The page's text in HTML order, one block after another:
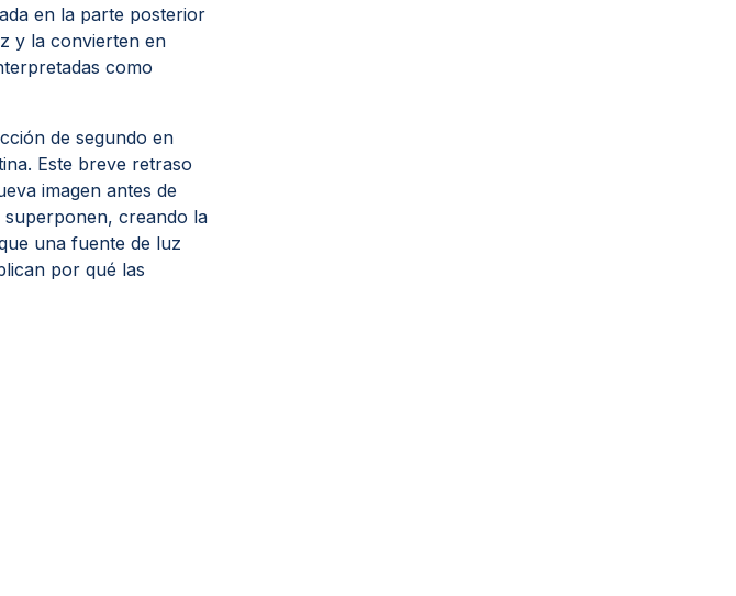
en la parte posterior
y la convierten en
como
de segundo en
Este breve retraso
imagen antes de
superponen, creando la
una fuente de luz
por qué las